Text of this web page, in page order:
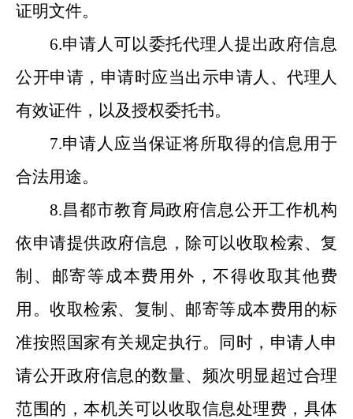
证明文件。
6.申请人可以委托代理人提出政府信息
公开申请，申请时应当出示申请人、代理人
有效证件，以及授权委托书。
7.申请人应当保证将所取得的信息用于
合法用途。
8.昌都市教育局政府信息公开工作机构
依申请提供政府信息，除可以收取检索、复
制、邮寄等成本费用外，不得收取其他费
用。收取检索、复制、邮寄等成本费用的标
准按照国家有关规定执行。同时，申请人申
请公开政府信息的数量、频次明显超过合理
范围的，本机关可以收取信息处理费，具体